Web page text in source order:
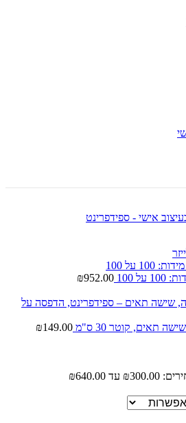
100
₪952.00
תאים, קוטר 30 ס"מ ₪149.00
עד ⁦₪640.00⁩